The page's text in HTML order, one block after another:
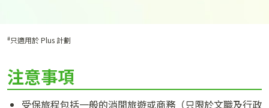
#只適用於 Plus 計劃
注意事項
受保旅程包括一般的消閒旅遊或商務（只限於文職及行政